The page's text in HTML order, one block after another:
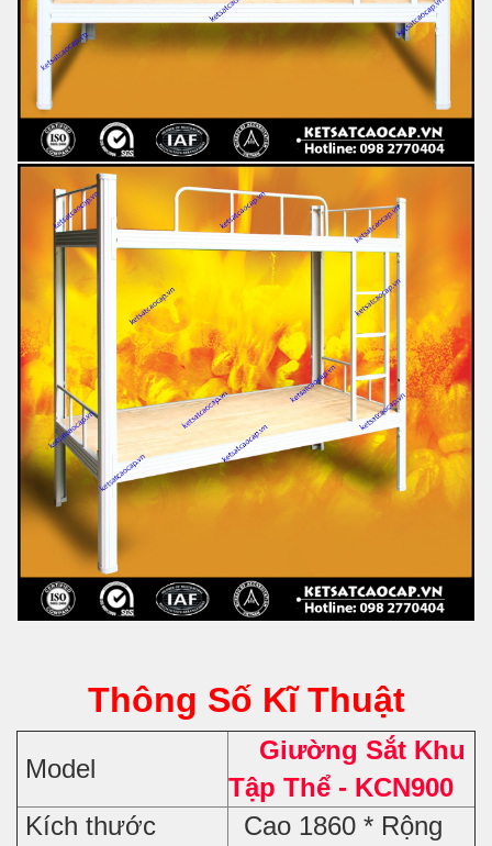
Thông Số Kĩ Thuật
Model
Giường Sắt Khu
Tập Thể - KCN900
Kích thước
Cao 1860 * Rộng